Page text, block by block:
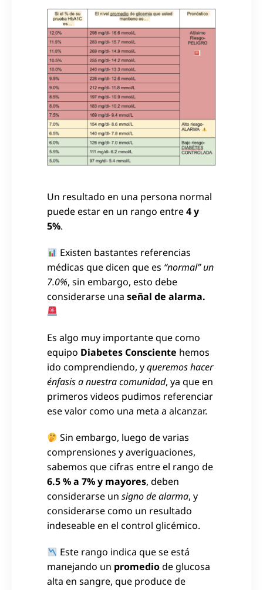
Un resultado en una persona normal
puede estar en un rango entre4 y
5%.
Existen bastantes referencias
médicas que dicen que es “normal” un
7.0%, sin embargo, esto debe
considerarse una señal de alarma.
Es algo muy importante que como
equipo Diabetes Consciente hemos
ido comprendiendo, yqueremos hacer
énfasis a nuestra comunidad, ya que en
primeros videos pudimos referenciar
ese valor como una meta a alcanzar.
Sin embargo, luego de varias
comprensiones y averiguaciones,
sabemos que cifras entre el rango de
6.5 % a 7% y mayores, deben
considerarse un signo de alarma, y
considerarse como un resultado
indeseable en el control glicémico.
Este rango indica que se está
manejando un promediode glucosa
alta en sangre, que produce de